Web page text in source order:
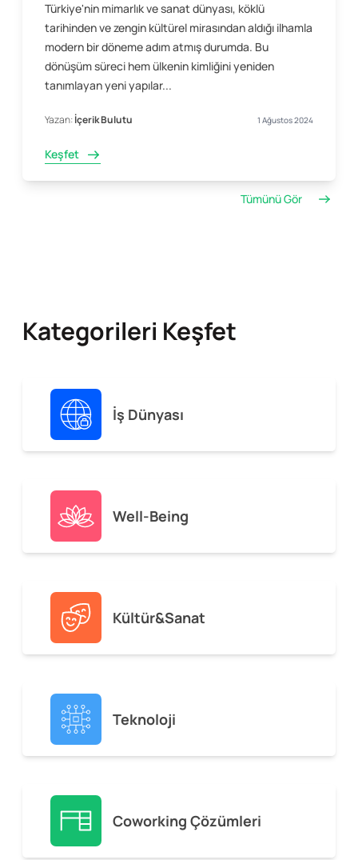
Türkiye'nin mimarlık ve sanat dünyası, köklü
tarihinden ve zengin kültürel mirasından aldığı ilhamla
modern bir döneme adım atmış durumda. Bu
dönüşüm süreci hem ülkenin kimliğini yeniden
tanımlayan yeni yapılar...
Yazan:İçerik Bulutu 1 Ağustos 2024
Keşfet
Tümünü Gör
Kategorileri Keşfet
İş Dünyası
Well-Being
Kültür&Sanat
Teknoloji
Coworking Çözümleri